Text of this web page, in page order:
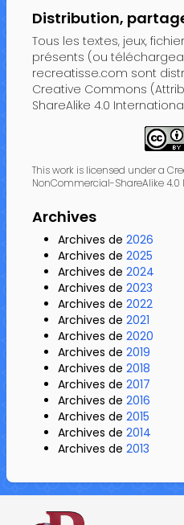
Distribution,
Tous les textes, jeux,
présents (ou
recreatisse.com sont
Creative Commons
ShareAlike 4.0
This work is licensed under a
NonCommercial-ShareAlike 4.0
Archives
Archives de 2026
Archives de 2025
Archives de 2024
Archives de 2023
Archives de 2022
Archives de 2021
Archives de 2020
Archives de 2019
Archives de 2018
Archives de 2017
Archives de 2016
Archives de 2015
Archives de 2014
Archives de 2013